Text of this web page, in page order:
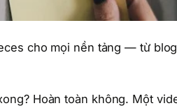
cho mọi nền tảng — từ
Hoàn toàn không. Một